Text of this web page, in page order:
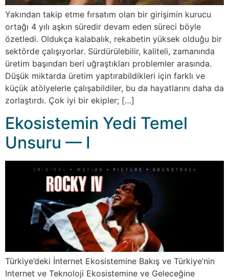
Yakından takip etme fırsatım olan bir girişimin kurucu
ortağı 4 yılı aşkın süredir devam eden süreci böyle
özetledi. Oldukça kalabalık, rekabetin yüksek olduğu bir
sektörde çalışıyorlar. Sürdürülebilir, kaliteli, zamanında
üretim başından beri uğraştıkları problemler arasında.
Düşük miktarda üretim yaptırabildikleri için farklı ve
küçük atölyelerle çalışabildiler, bu da hayatlarını daha da
zorlaştırdı. Çok iyi bir ekipler; […]
Ekosistemin Yedi Temel
Unsuru — I
Türkiye’deki İnternet Ekosistemine Bakış ve Türkiye’nin
Internet ve Teknoloji Ekosistemine ve Geleceğine